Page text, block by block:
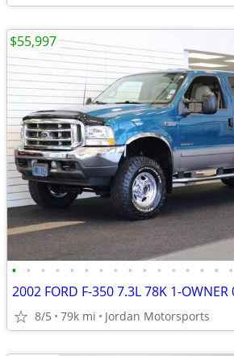
• • • • • • • • • • • • • • • •
8/5 79k mi Jordan Motorsports
$55,997